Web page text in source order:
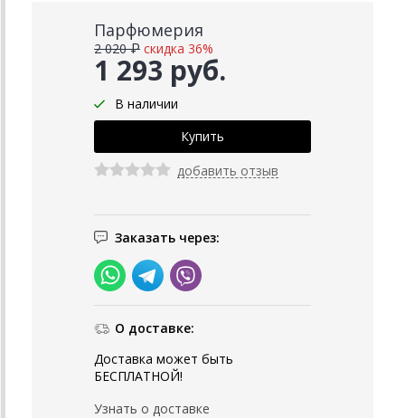
Парфюмерия
1 293 руб.
2 020 ₽ скидка 36%
В наличии
добавить отзыв
Заказать через:
О доставке:
Доставка может быть
БЕСПЛАТНОЙ!
Узнать о доставке